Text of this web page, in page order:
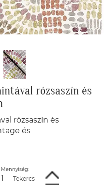
rózsaszín és
rózsaszín és
és
Mennyiség:
Tekercs